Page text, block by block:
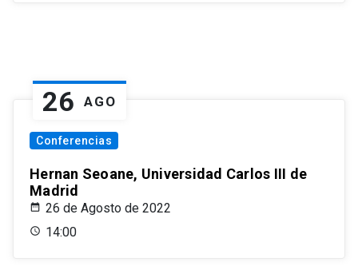
26 AGO
Conferencias
Hernan Seoane, Universidad Carlos III de
Madrid
26 de Agosto de 2022
14:00